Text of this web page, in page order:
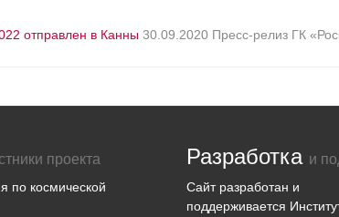
отправлен в Канны 30.09.2020 Пресс-релиз ГК
проекта
по космической
Разработка и
Сайт разработан и
поддерживается